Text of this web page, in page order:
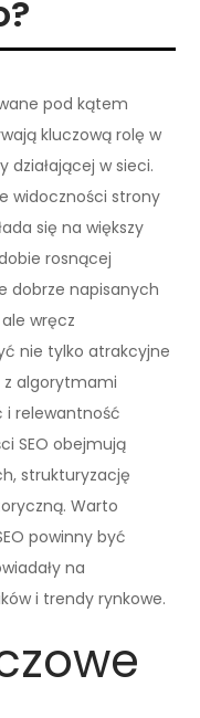
pod kątem
kluczową rolę w
w sieci.
widoczności strony
się na większy
rosnącej
dobrze napisanych
wręcz
nie tylko atrakcyjne
z algorytmami
i relewantność
SEO obejmują
strukturyzację
Warto
powinny być
na
i trendy rynkowe.